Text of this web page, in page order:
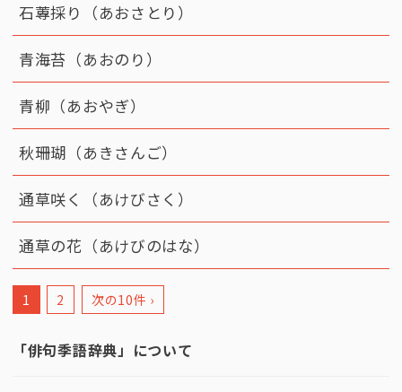
石蓴採り（あおさとり）
青海苔（あおのり）
青柳（あおやぎ）
秋珊瑚（あきさんご）
通草咲く（あけびさく）
通草の花（あけびのはな）
1 2 次の10件 ›
「俳句季語辞典」について